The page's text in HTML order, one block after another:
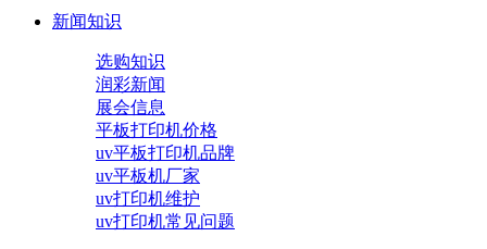
新闻知识
选购知识
润彩新闻
展会信息
平板打印机价格
uv平板打印机品牌
uv平板机厂家
uv打印机维护
uv打印机常见问题